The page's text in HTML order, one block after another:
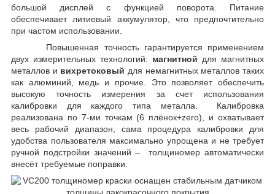
большой дисплей с функцией поворота. Питание
обеспечивает литиевый аккумулятор, что предпочтительно
при частом использовании.
Повышенная точность гарантируется применением
двух измерительных технологий: магнитной для магнитных
металлов и вихретоковыйдля немагнитных металлов таких
как алюминий, медь и прочие. Это позволяет обеспечить
высокую точность измерения за счет использования
калибровки для каждого типа металла. Калибровка
реализована по 7-ми точкам (6 плёнок+zero), и охватывает
весь рабочий диапазон, сама процедура калибровки для
удобства пользователя максимально упрощена и не требует
ручной подстройки значений – толщиномер автоматически
внесёт требуемые поправки.